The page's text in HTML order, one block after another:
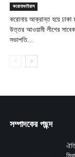
করোনাভাইরাস
করোনায় আক্রান্ত হয়ে ঢাকা
উত্তর আওয়ামী লীগের
সভাপতি...
সম্পাদকের পছন্দ